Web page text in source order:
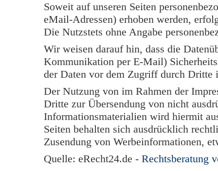
Soweit auf unseren Seiten
eMail-Adressen) erhoben werden,
Die Nutzstets ohne Angabe
Wir weisen darauf hin, dass die
Kommunikation per E-Mail)
der Daten vor dem Zugriff durch Dritte
Der Nutzung von im Rahmen der
Dritte zur Übersendung von nicht
Informationsmaterialien wird hiermit
Seiten behalten sich ausdrücklich
Zusendung von Werbeinformationen,
Quelle: eRecht24.de - Rechtsberatung